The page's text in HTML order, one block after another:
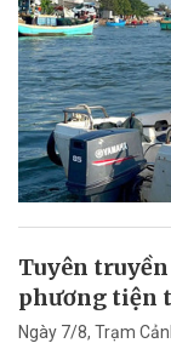
Tuyên
phương tiện
Ngày 7/8, Trạm